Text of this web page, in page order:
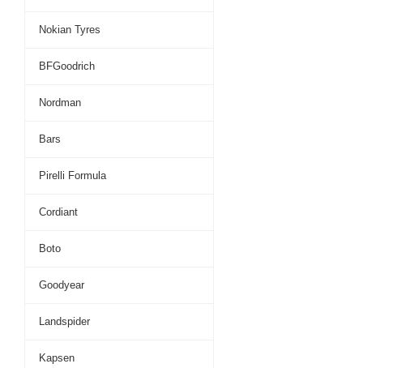
Nokian Tyres
BFGoodrich
Nordman
Bars
Pirelli Formula
Cordiant
Boto
Goodyear
Landspider
Kapsen